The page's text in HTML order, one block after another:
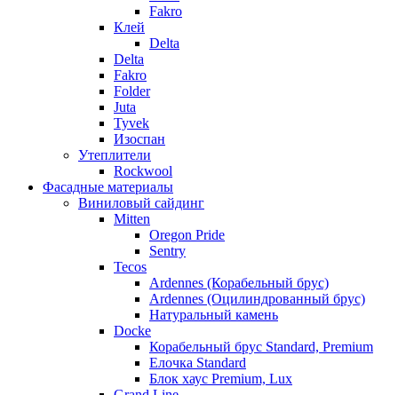
Fakro
Клей
Delta
Delta
Fakro
Folder
Juta
Tyvek
Изоспан
Утеплители
Rockwool
Фасадные материалы
Виниловый сайдинг
Mitten
Oregon Pride
Sentry
Tecos
Ardennes (Корабельный брус)
Ardennes (Оцилиндрованный брус)
Натуральный камень
Docke
Корабельный брус Standard, Premium
Елочка Standard
Блок хаус Premium, Lux